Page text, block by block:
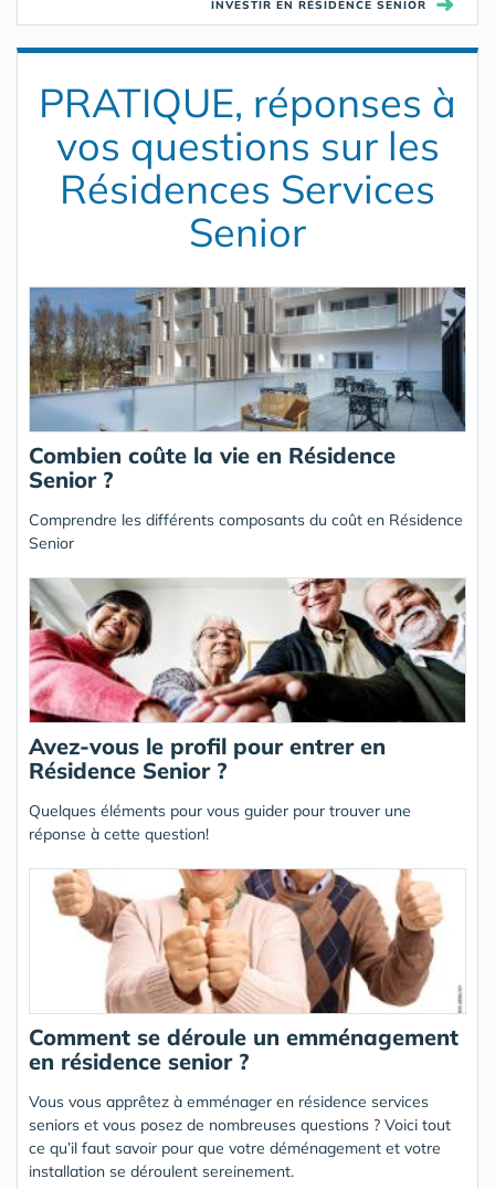
INVESTIR EN RÉSIDENCE SENIOR
PRATIQUE, réponses à
vos questions sur les
Résidences Services
Senior
Combien coûte la vie en Résidence
Senior ?
Comprendre les différents composants du coût en Résidence
Senior
Avez-vous le profil pour entrer en
Résidence Senior ?
Quelques éléments pour vous guider pour trouver une
réponse à cette question!
Comment se déroule un emménagement
en résidence senior ?
Vous vous apprêtez à emménager en résidence services
seniors et vous posez de nombreuses questions ? Voici tout
ce qu’il faut savoir pour que votre déménagement et votre
installation se déroulent sereinement.